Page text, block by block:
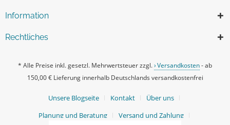
Information
Rechtliches
* Alle Preise inkl. gesetzl. Mehrwertsteuer zzgl. Versandkosten- ab
150,00 € Lieferung innerhalb Deutschlands versandkostenfrei
Unsere Blogseite Kontakt
Über uns
Planung und Beratung
Versand und Zahlung